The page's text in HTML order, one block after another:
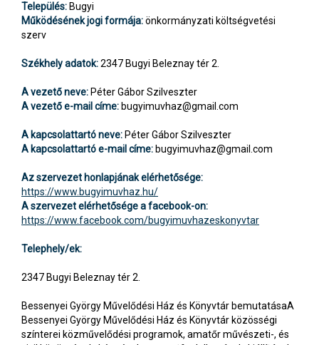
Település: Bugyi
Működésének jogi formája:önkormányzati költségvetési
szerv
Székhely adatok:2347 Bugyi Beleznay tér 2.
A vezető neve: Péter Gábor Szilveszter
A vezető e-mail címe: bugyimuvhaz@gmail.com
A kapcsolattartó neve: Péter Gábor Szilveszter
A kapcsolattartó e-mail címe: bugyimuvhaz@gmail.com
Az szervezet honlapjának elérhetősége:
https://www.bugyimuvhaz.hu/
A szervezet elérhetősége a facebook-on:
https://www.facebook.com/bugyimuvhazeskonyvtar
Telephely/ek:
2347 Bugyi Beleznay tér 2.
Bessenyei György Művelődési Ház és Könyvtár bemutatásaA
Bessenyei György Művelődési Ház és Könyvtár közösségi
színterei közművelődési programok, amatőr művészeti-, és